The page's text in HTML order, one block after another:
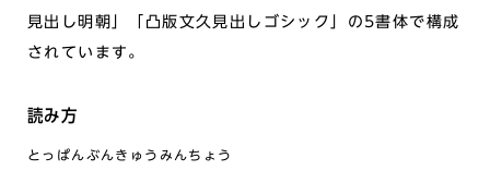
見出し明朝」「凸版文久見出しゴシック」の5書体で構成
されています。
読み方
とっぱんぶんきゅうみんちょう